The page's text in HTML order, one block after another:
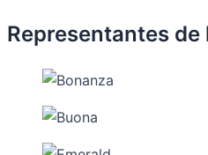
Representantes